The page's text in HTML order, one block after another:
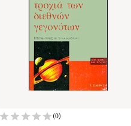
(0)